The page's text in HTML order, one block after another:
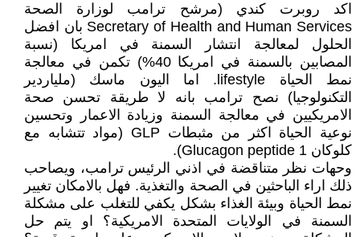
اكد روبرت كندي (مرشح ترامب لوزارة الصحة
Secretary of Health and Human Services بان افضل
الحلول لمعالجة انتشار السمنة في امريكا (نسبة
المصابين بالسمنة في امريكا 40%) تكمن في معالجة
نمط الحياة lifestyle. اما اليون ماسك (ملياردير
التكنولوجيا) نصح ترامب بانه لا طريقة تحسن صحة
الامريكيين في معالجة السمنة وزيادة الاعمار وتحسين
نوعية الحياة اكثر من مثبطات GLP (مواد تتشابه مع
كلوكان Glucagon peptide 1).
وحهات نظر متناقضة في اذني الرئيس ترامب، ويصاحب
ذلك اراء الباحثين في الصحة والتغذية. فهل بالامكان تغيير
نمط الحياة وبيئة الغذاء بشكل يكفي للتغلب على مشكلة
السمنة في الولايات المتحدة الامريكية؟ او يتم حل